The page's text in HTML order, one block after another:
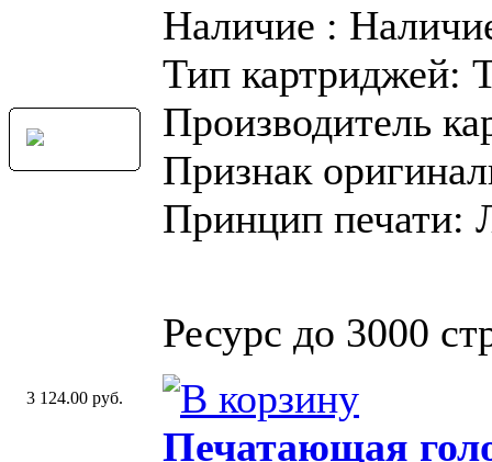
Наличие :
Тип картриджей:
Производитель
Признак
Принцип печати:
Ресурс до 3000
3 124.00 руб.
Печатающая